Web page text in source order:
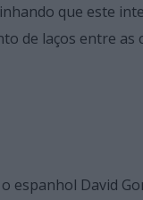
que este
de laços entre as
David